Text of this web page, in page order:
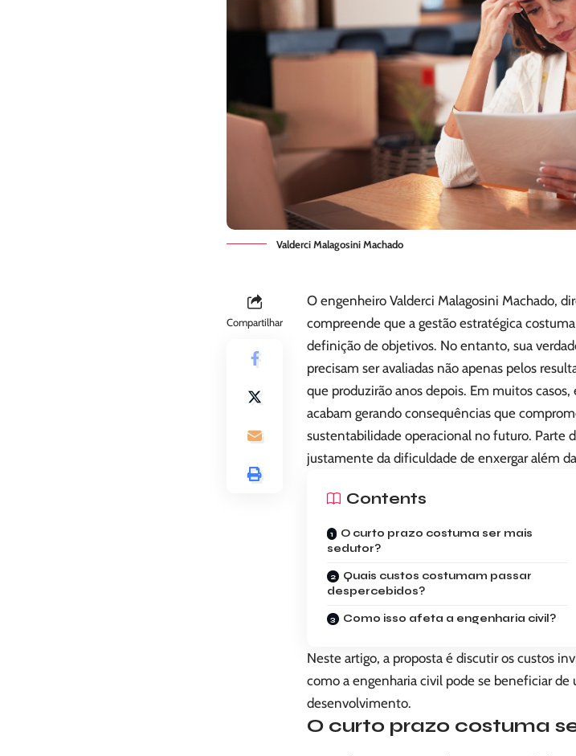
Valderci Malagosini Machado
Compartilhar
O engenheiro Valderci Malagosini Machado,
compreende que a gestão estratégica
definição de objetivos. No entanto, sua
precisam ser avaliadas não apenas pelos
que produzirão anos depois. Em muitos
acabam gerando consequências que
sustentabilidade operacional no futuro. Parte
justamente da dificuldade de enxergar além
Contents
O curto prazo costuma ser mais
sedutor?
Quais custos costumam passar
despercebidos?
Como isso afeta a engenharia civil?
Neste artigo, a proposta é discutir os custos
como a engenharia civil pode se beneficiar
desenvolvimento.
O curto prazo costuma